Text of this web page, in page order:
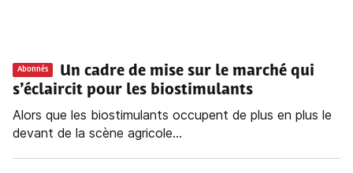
Abonnés
Un cadre de mise sur le marché qui
s’éclaircit pour les biostimulants
Alors que les biostimulants occupent de plus en plus le
devant de la scène agricole...